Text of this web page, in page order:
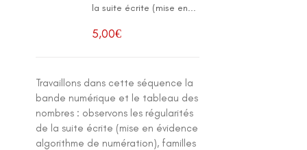
la suite écrite (mise en...
5,00€
Travaillons dans cette séquence la
bande numérique et le tableau des
nombres : observons les régularités
de la suite écrite (mise en évidence
algorithme de numération), familles